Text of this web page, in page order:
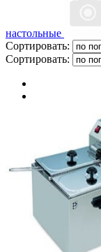
настольные
Сортировать:
Сортировать: